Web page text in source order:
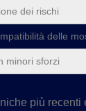
dei rischi
delle
minori sforzi
più recenti